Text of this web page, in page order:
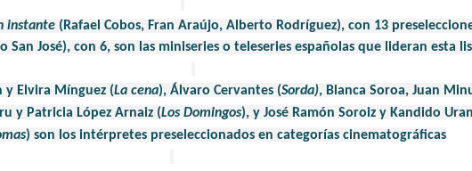
instante(Rafael Cobos, Fran Araújo, Alberto Rodríguez), con 13
San José), con 6, son las miniseries o teleseries españolas que lideran esta
y Elvira Mínguez (La cena), Álvaro Cervantes (Sorda), Blanca Soroa, Juan
y Patricia López Arnaiz (Los Domingos), y José Ramón Soroiz y Kandido
) son los intérpretes preseleccionados en categorías cinematográficas